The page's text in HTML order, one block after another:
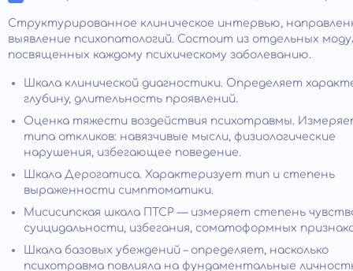
Структурированное клиническое интервью,
выявление психопатологий. Состоит из отдельных
посвященных каждому психическому заболеванию.
Шкала клинической диагностики. Определяет
глубину, длительность проявлений.
Оценка тяжести воздействия психотравмы.
типа откликов: навязчивые мысли, физиологические
нарушения, избегающее поведение.
Шкала Дерогатиса. Характеризует тип и степень
выраженности симптоматики.
Мисисипская шкала ПТСР — измеряет степень
суицидальности, избегания, соматоформных
Шкала базовых убеждений – определяет, насколько
психотравма повлияла на фундаментальные